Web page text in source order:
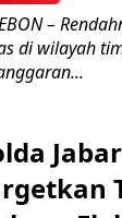
–
di wilayah